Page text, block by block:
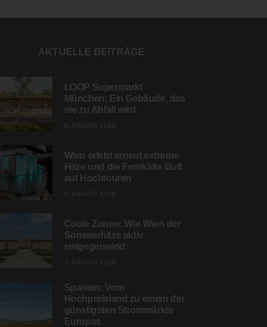
AKTUELLE BEITRÄGE
LOOP Supermarkt
München: Ein Gebäude, das
nie zu Abfall wird
Wien erlebt erneut extreme
Hitze und die Fernkälte läuft
auf Hochtouren
Coole Zonen: Wie Wien der
Sommerhitze aktiv
entgegenwirkt
Spanien: Vom
Hochpreisland zu einem der
günstigsten Strommärkte
Europas